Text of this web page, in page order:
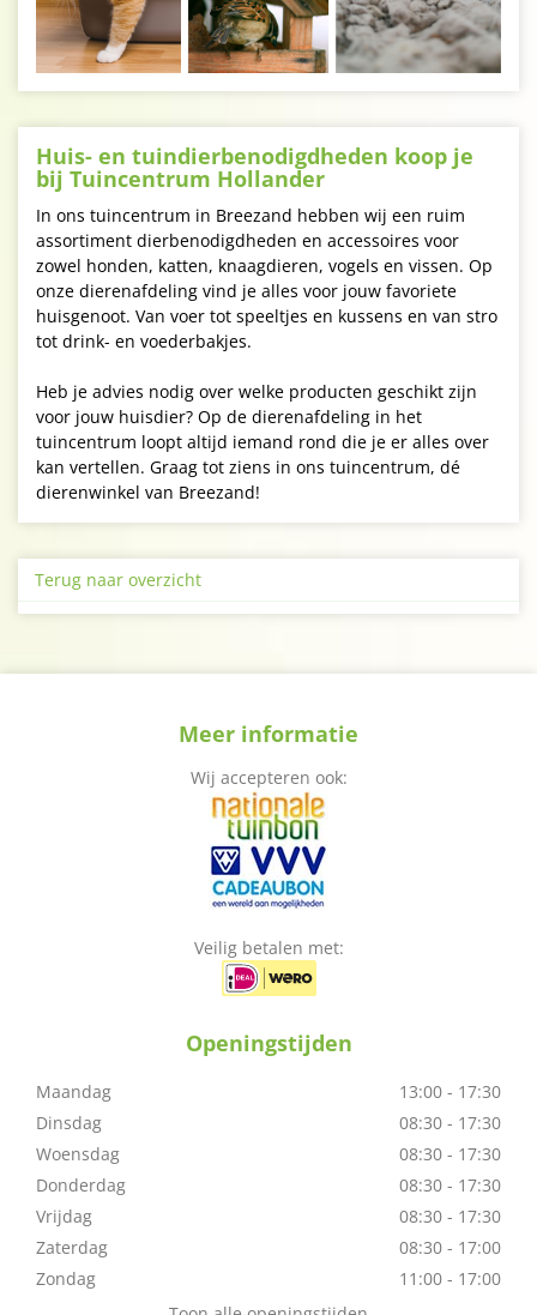
Huis- en tuindierbenodigdheden koop je
bij Tuincentrum Hollander
In ons tuincentrum in Breezand hebben wij een ruim
assortiment dierbenodigdheden en accessoires voor
zowel honden, katten, knaagdieren, vogels en vissen. Op
onze dierenafdeling vind je alles voor jouw favoriete
huisgenoot. Van voer tot speeltjes en kussens en van stro
tot drink- en voederbakjes.
Heb je advies nodig over welke producten geschikt zijn
voor jouw huisdier? Op de dierenafdeling in het
tuincentrum loopt altijd iemand rond die je er alles over
kan vertellen. Graag tot ziens in ons tuincentrum, dé
dierenwinkel van Breezand!
Terug naar overzicht
Meer informatie
Wij accepteren ook:
Veilig betalen met:
Openingstijden
Maandag
13:00 - 17:30
Dinsdag
08:30 - 17:30
Woensdag
08:30 - 17:30
Donderdag
08:30 - 17:30
Vrijdag
08:30 - 17:30
Zaterdag
08:30 - 17:00
Zondag
11:00 - 17:00